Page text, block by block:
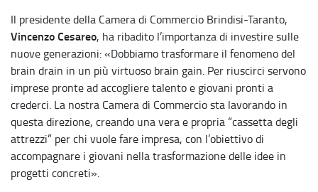
Il presidente della Camera di Commercio Brindisi-Taranto,
Vincenzo Cesareo, ha ribadito l’importanza di investire sulle
nuove generazioni: «Dobbiamo trasformare il fenomeno del
brain drain in un più virtuoso brain gain. Per riuscirci servono
imprese pronte ad accogliere talento e giovani pronti a
crederci. La nostra Camera di Commercio sta lavorando in
questa direzione, creando una vera e propria “cassetta degli
attrezzi” per chi vuole fare impresa, con l’obiettivo di
accompagnare i giovani nella trasformazione delle idee in
progetti concreti».